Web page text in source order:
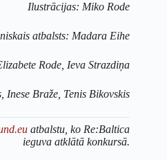
Ilustrācijas: Miko Rode
atbalsts: Madara Eihe
Rode, Ieva Strazdiņa
Inese Braže, Tenis Bikovskis
atbalstu, ko Re:Baltica
ieguva atklātā konkursā.